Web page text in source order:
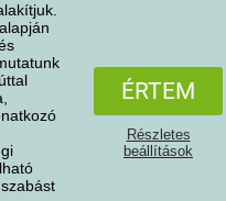
ÉRTEM
Részletes
beállítások